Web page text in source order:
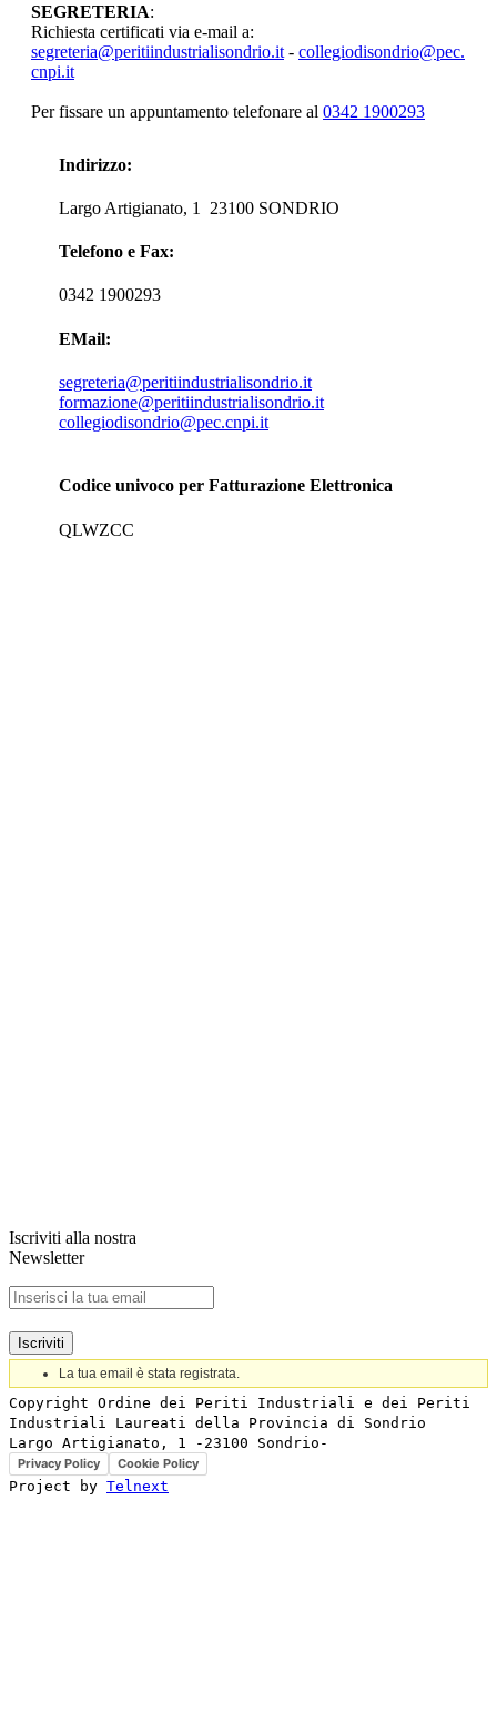
SEGRETERIA:
Richiesta certificati via e-mail a:
segreteria@peritiindustrialisondrio.it - collegiodisondrio@pec.
cnpi.it
Per fissare un appuntamento telefonare al 0342 1900293
Indirizzo:
Largo Artigianato, 1 23100 SONDRIO
Telefono e Fax:
0342 1900293
EMail:
segreteria@peritiindustrialisondrio.it
formazione@peritiindustrialisondrio.it
collegiodisondrio@pec.cnpi.it
Codice univoco per Fatturazione Elettronica
QLWZCC
Iscriviti alla nostra
Newsletter
La tua email è stata registrata.
Copyright Ordine dei Periti Industriali e dei Periti
Industriali Laureati della Provincia di Sondrio
Privacy Policy Cookie Policy
Project by Telnext